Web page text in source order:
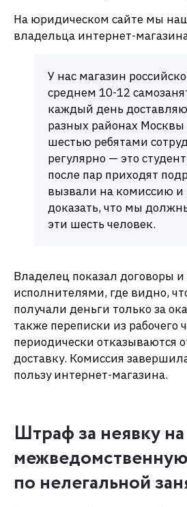
На юридическом сайте мы
владельца интернет-
У нас магазин
среднем 10-12
каждый день
разных районах Москвы
шестью ребятами
регулярно — это
после пар приходят
вызвали на комиссию и
доказать, что мы
эти шесть человек.
Владелец показал договоры и
исполнителями, где видно,
получали деньги только за
также переписки из рабочего
периодически отказываются
доставку. Комиссия
пользу интернет-магазина.
Штраф за неявку на
по нелегальной